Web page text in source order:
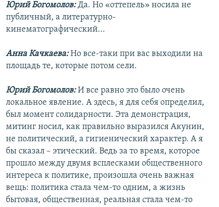
Юрий Богомолов:Да. Но «оттепель» носила не
публичный, а литературно-
кинематографический...
Анна Качкаева:Но все-таки при вас выходили на
площадь те, которые потом сели.
Юрий Богомолов:И все равно это было очень
локальное явление. А здесь, я для себя определил,
был момент солидарности. Эта демонстрация,
митинг носил, как правильно выразился Акунин,
не политический, а гигиенический характер. А я
бы сказал – этический. Ведь за то время, которое
прошло между двумя всплесками общественного
интереса к политике, произошла очень важная
вещь: политика стала чем-то одним, а жизнь
бытовая, общественная, реальная стала чем-то